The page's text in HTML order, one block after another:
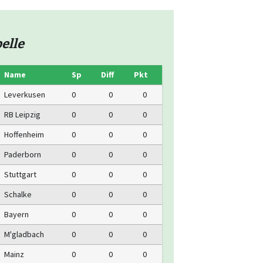
Name Sp Diff
Pkt
Leverkusen 0 0
0
RB Leipzig 0 0
0
Hoffenheim 0 0
0
Paderborn 0 0
0
Stuttgart 0 0
0
Schalke 0 0
0
Bayern 0 0
0
M'gladbach 0 0
0
Mainz 0 0
0